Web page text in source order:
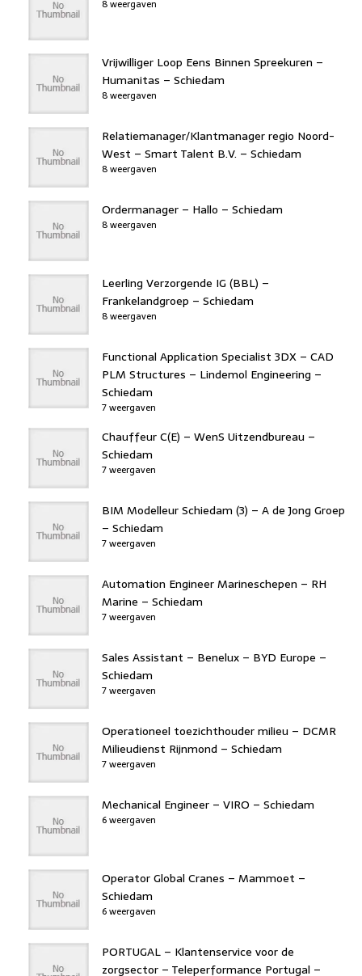
8 weergaven
Vrijwilliger Loop Eens Binnen Spreekuren –
Humanitas – Schiedam
8 weergaven
Relatiemanager/Klantmanager regio Noord-
West – Smart Talent B.V. – Schiedam
8 weergaven
Ordermanager – Hallo – Schiedam
8 weergaven
Leerling Verzorgende IG (BBL) –
Frankelandgroep – Schiedam
8 weergaven
Functional Application Specialist 3DX – CAD
PLM Structures – Lindemol Engineering –
Schiedam
7 weergaven
Chauffeur C(E) – WenS Uitzendbureau –
Schiedam
7 weergaven
BIM Modelleur Schiedam (3) – A de Jong Groep
– Schiedam
7 weergaven
Automation Engineer Marineschepen – RH
Marine – Schiedam
7 weergaven
Sales Assistant – Benelux – BYD Europe –
Schiedam
7 weergaven
Operationeel toezichthouder milieu – DCMR
Milieudienst Rijnmond – Schiedam
7 weergaven
Mechanical Engineer – VIRO – Schiedam
6 weergaven
Operator Global Cranes – Mammoet –
Schiedam
6 weergaven
PORTUGAL – Klantenservice voor de
zorgsector – Teleperformance Portugal –